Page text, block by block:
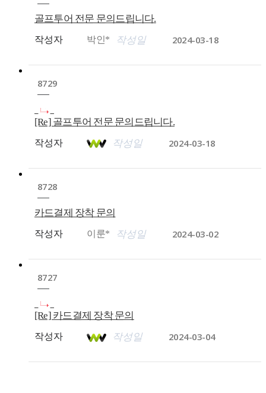
골프투어 전문 문의드립니다.
작성자 박인* 작성일 2024-03-18
8729
[Re] 골프투어 전문 문의드립니다.
작성자 작성일 2024-03-18
8728
카드결제 장착 문의
작성자 이룬* 작성일 2024-03-02
8727
[Re] 카드결제 장착 문의
작성자 작성일 2024-03-04